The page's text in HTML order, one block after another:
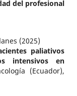
del profesional
(2025)
paliativos
intensivos en
(Ecuador),